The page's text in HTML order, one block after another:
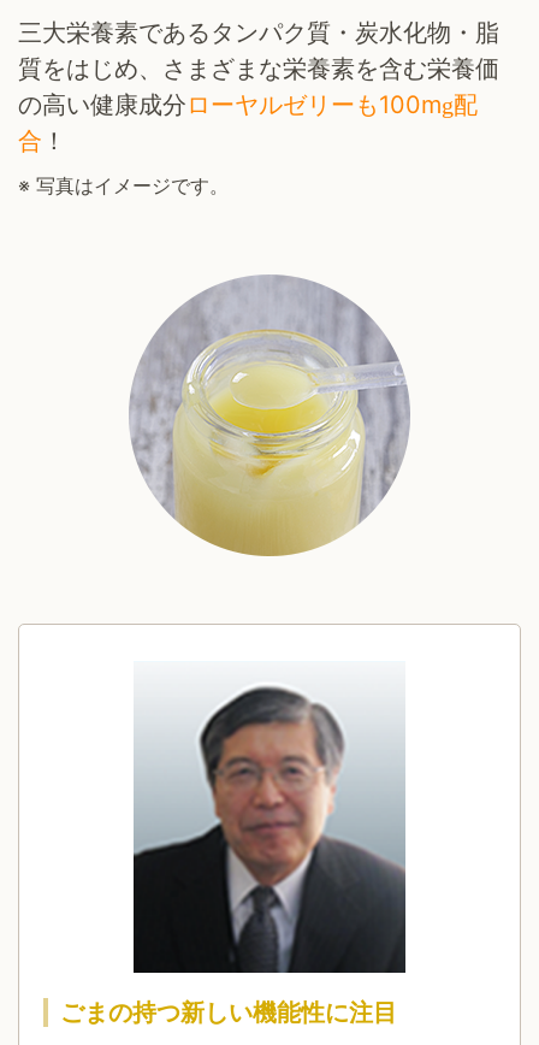
三大栄養素であるタンパク質・炭水化物・脂
質をはじめ、さまざまな栄養素を含む栄養価
の高い健康成分ローヤルゼリーも100mg配
合 ！
※ 写真はイメージです。
ごまの持つ新しい機能性に注目